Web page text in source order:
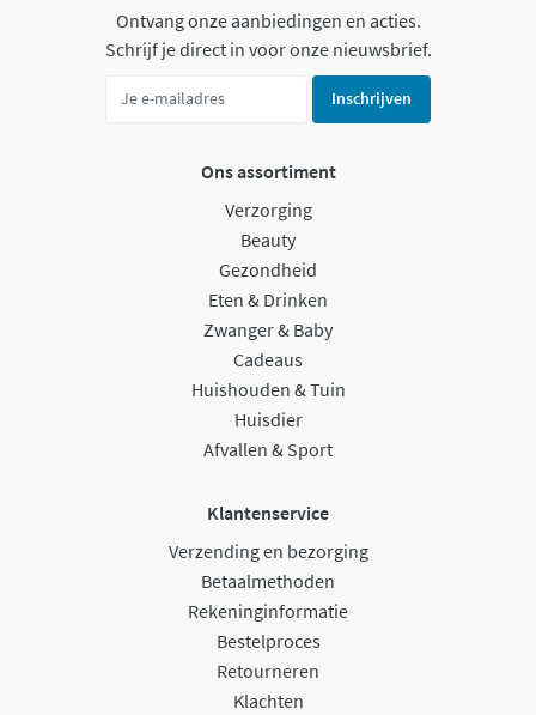
Ontvang onze aanbiedingen en acties.
Schrijf je direct in voor onze nieuwsbrief.
Inschrijven
Ons assortiment
Verzorging
Beauty
Gezondheid
Eten & Drinken
Zwanger & Baby
Cadeaus
Huishouden & Tuin
Huisdier
Afvallen & Sport
Klantenservice
Verzending en bezorging
Betaalmethoden
Rekeninginformatie
Bestelproces
Retourneren
Klachten